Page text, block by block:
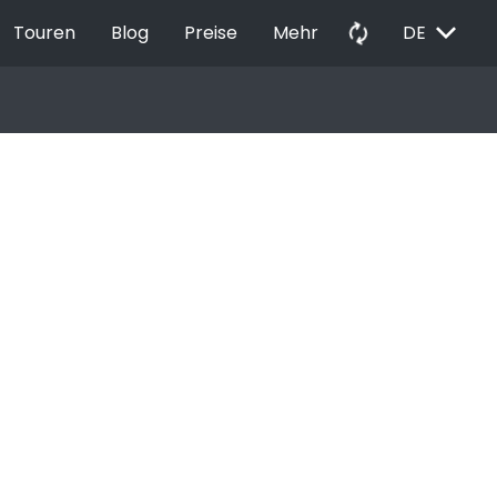
Touren Blog Preise Mehr autorenew DE EXPAND_MORE